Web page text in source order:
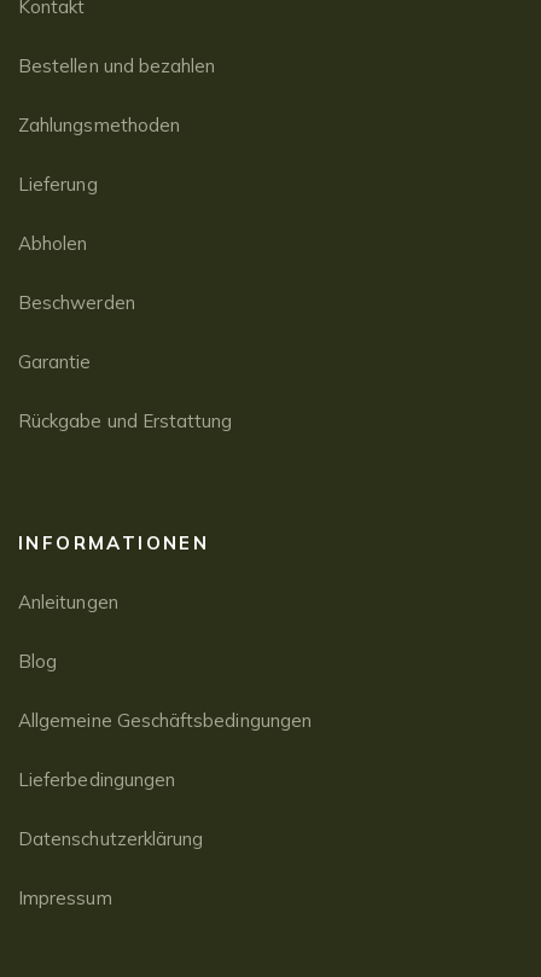
Kontakt
Bestellen und bezahlen
Zahlungsmethoden
Lieferung
Abholen
Beschwerden
Garantie
Rückgabe und Erstattung
INFORMATIONEN
Anleitungen
Blog
Allgemeine Geschäftsbedingungen
Lieferbedingungen
Datenschutzerklärung
Impressum